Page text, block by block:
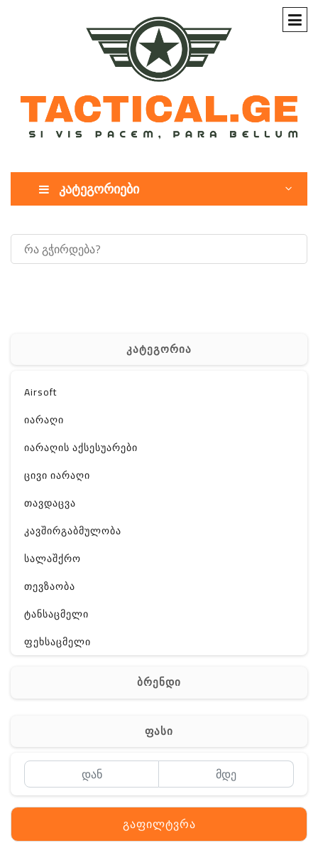
კატეგორიები
კატეგორია
Airsoft
იარაღი
იარაღის აქსესუარები
ცივი იარაღი
თავდაცვა
კავშირგაბმულობა
სალაშქრო
თევზაობა
ტანსაცმელი
ფეხსაცმელი
აქსესუარები
Off-Road
ბრენდი
ფასი
გაფილტვრა